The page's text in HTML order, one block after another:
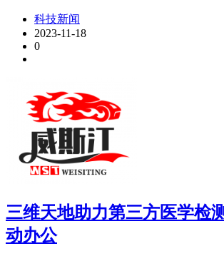
科技新闻
2023-11-18
0
三维天地助力第三方医学检
动办公